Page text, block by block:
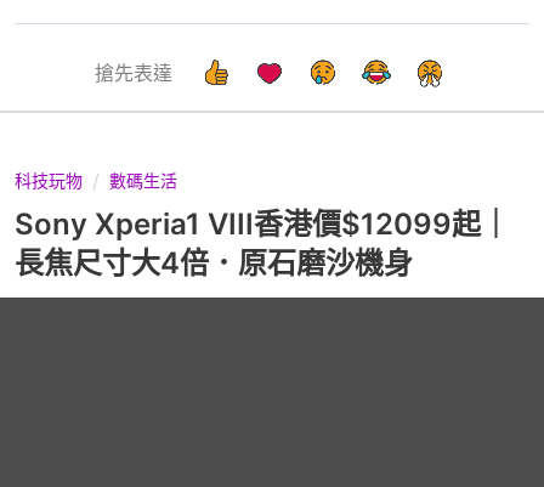
搶先表達
科技玩物 數碼生活
Sony Xperia1 VIII香港價$12099起｜
長焦尺寸大4倍．原石磨沙機身